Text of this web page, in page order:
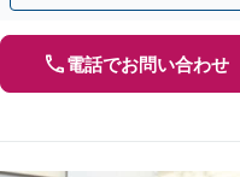
電話でお問い合わせ